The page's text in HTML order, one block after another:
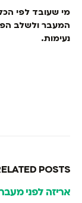
מי שעובד לפי
המעבר ולשלב
נעימות.
POSTS
אריזה לפני